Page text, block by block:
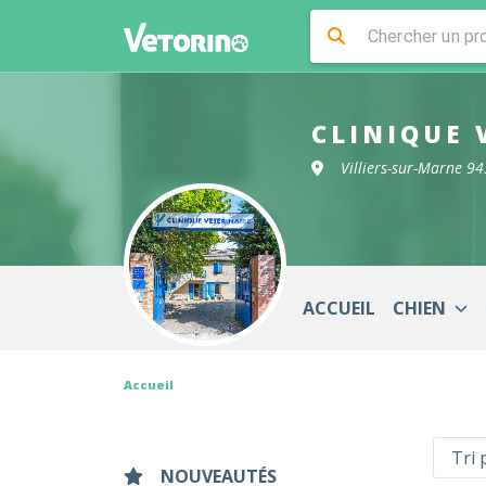
CLINIQUE
Villiers-sur-Marne
ACCUEIL CHIEN
Accueil
NOUVEAUTÉS